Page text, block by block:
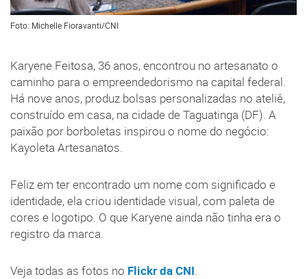
Foto: Michelle Fioravanti/CNI
Karyene Feitosa, 36 anos, encontrou no artesanato o
caminho para o empreendedorismo na capital federal.
Há nove anos, produz bolsas personalizadas no ateliê,
construído em casa, na cidade de Taguatinga (DF). A
paixão por borboletas inspirou o nome do negócio:
Kayoleta Artesanatos.
Feliz em ter encontrado um nome com significado e
identidade, ela criou identidade visual, com paleta de
cores e logotipo. O que Karyene ainda não tinha era o
registro da marca.
Veja todas as fotos no Flickr da CNI.